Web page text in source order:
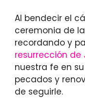
Al bendecir el
ceremonia de
recordando y
resurrección de
nuestra fe en
pecados y
de seguirle.